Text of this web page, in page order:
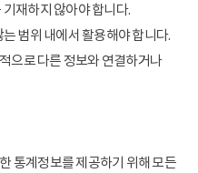
재하지 않아야 합니다.
범위 내에서 활용해야 합니다.
으로 다른 정보와 연결하거나
통계정보를 제공하기 위해 모든